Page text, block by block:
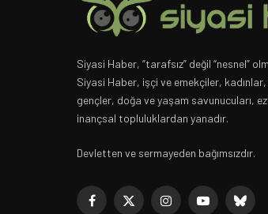
Siyasi Haber, “tarafsız” değil “nesnel”
Siyasi Haber, işçi ve emekçiler, kadınlar,
gençler, doğa ve yaşam savunucuları,
inançsal topluluklardan yanadır.
Devletten ve sermayeden bağımsızdır.
Facebook
X InstagramYouTubeBluesky